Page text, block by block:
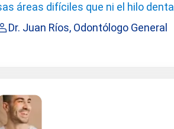
áreas difíciles que ni el hilo
Dr. Juan Ríos, Odontólogo General